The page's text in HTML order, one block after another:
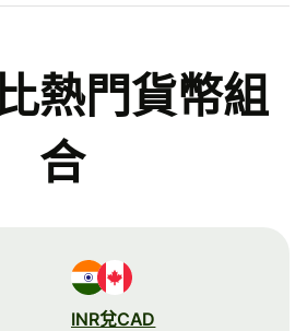
熱門貨幣組
合
INR兌CAD